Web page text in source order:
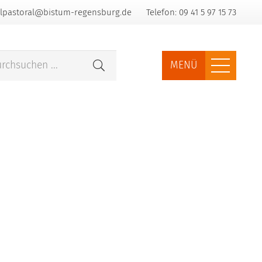
regensburg.de Telefon: 09 41 5 97 15 73
MENÜ